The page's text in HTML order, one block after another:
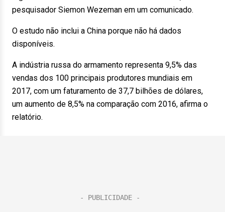
pesquisador Siemon Wezeman em um comunicado.
O estudo não inclui a China porque não há dados
disponíveis.
A indústria russa do armamento representa 9,5% das
vendas dos 100 principais produtores mundiais em
2017, com um faturamento de 37,7 bilhões de dólares,
um aumento de 8,5% na comparação com 2016, afirma o
relatório.